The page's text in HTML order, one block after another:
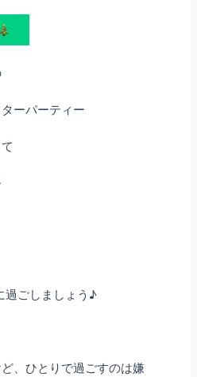
ーパーティー
過ごしましょう♪
、ひとりで過ごすのは嫌